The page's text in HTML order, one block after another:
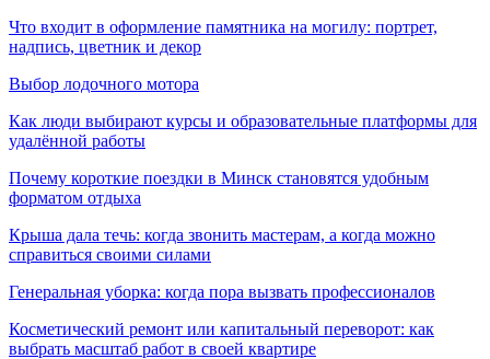
Что входит в оформление памятника на могилу: портрет,
надпись, цветник и декор
Выбор лодочного мотора
Как люди выбирают курсы и образовательные платформы для
удалённой работы
Почему короткие поездки в Минск становятся удобным
форматом отдыха
Крыша дала течь: когда звонить мастерам, а когда можно
справиться своими силами
Генеральная уборка: когда пора вызвать профессионалов
Косметический ремонт или капитальный переворот: как
выбрать масштаб работ в своей квартире